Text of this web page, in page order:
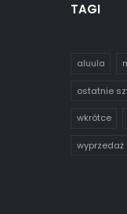
TAGI
aluula
ostatnie
wkrótce
wyprzedaż